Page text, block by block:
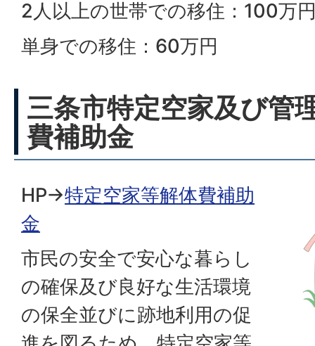
2人以上の世帯での移住：100万
単身での移住：60万円
三条市特定空家及び管
費補助金
HP→特定空家等解体費補助
金
市民の安全で安心な暮らし
の確保及び良好な生活環境
の保全並びに跡地利用の促